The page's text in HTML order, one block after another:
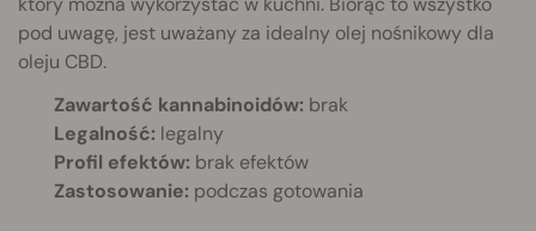
pod uwagę, jest uważany za idealny olej nośnikowy dla
oleju CBD.
Zawartość kannabinoidów: brak
Legalność: legalny
Profil efektów: brak efektów
Zastosowanie: podczas gotowania